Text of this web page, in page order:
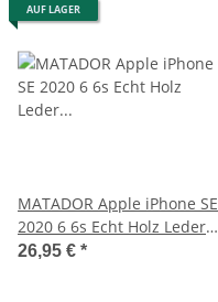
AUF LAGER
MATADOR Apple iPhone SE
2020 6 6s Echt Holz Leder
Handytasche Vertikal
26,95 € *